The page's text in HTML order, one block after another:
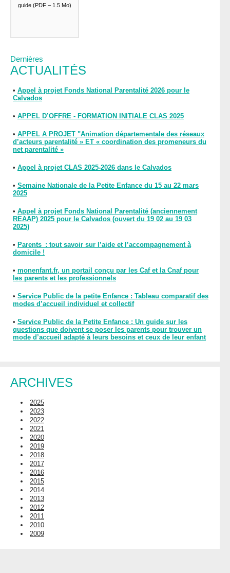
Dernières
ACTUALITÉS
• Appel à projet Fonds National Parentalité 2026 pour le
Calvados
• APPEL D’OFFRE - FORMATION INITIALE CLAS 2025
• APPEL A PROJET "Animation départementale des réseaux
d’acteurs parentalité » ET « coordination des promeneurs du
net parentalité »
• Appel à projet CLAS 2025-2026 dans le Calvados
• Semaine Nationale de la Petite Enfance du 15 au 22 mars
2025
• Appel à projet Fonds National Parentalité (anciennement
REAAP) 2025 pour le Calvados (ouvert du 19 02 au 19 03
2025)
• Parents : tout savoir sur l’aide et l’accompagnement à
domicile !
• monenfant.fr, un portail conçu par les Caf et la Cnaf pour
les parents et les professionnels
• Service Public de la petite Enfance : Tableau comparatif des
modes d’accueil individuel et collectif
• Service Public de la Petite Enfance : Un guide sur les
questions que doivent se poser les parents pour trouver un
mode d’accueil adapté à leurs besoins et ceux de leur enfant
ARCHIVES
2025
2023
2022
2021
2020
2019
2018
2017
2016
2015
2014
2013
2012
2011
2010
2009
guide (PDF – 1.5 Mo)